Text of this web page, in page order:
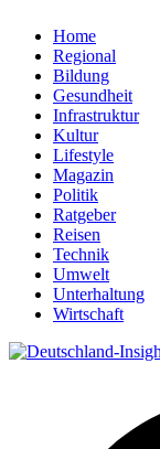
Home
Regional
Bildung
Gesundheit
Infrastruktur
Kultur
Lifestyle
Magazin
Politik
Ratgeber
Reisen
Technik
Umwelt
Unterhaltung
Wirtschaft